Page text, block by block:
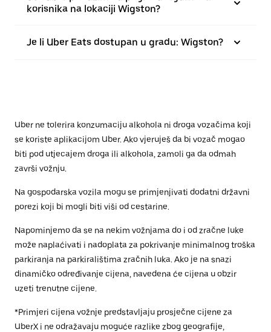
korisnika na lokaciji Wigston?
Je li Uber Eats dostupan u gradu: Wigston?
Uber ne tolerira konzumaciju alkohola ni droga vozačima koji
se koriste aplikacijom Uber. Ako vjeruješ da bi vozač mogao
biti pod utjecajem droga ili alkohola, zamoli ga da odmah
završi vožnju.
Na gospodarska vozila mogu se primjenjivati dodatni državni
porezi koji bi mogli biti viši od cestarine.
Napominjemo da se na nekim vožnjama do i od zračne luke
može naplaćivati i nadoplata za pokrivanje minimalnog troška
parkiranja na parkiralištima zračnih luka. Ako je na snazi
dinamičko određivanje cijena, navedena će cijena u obzir
uzeti trenutne cijene.
*Primjeri cijena vožnje predstavljaju prosječne cijene za
UberX i ne odražavaju moguće razlike zbog geografije,